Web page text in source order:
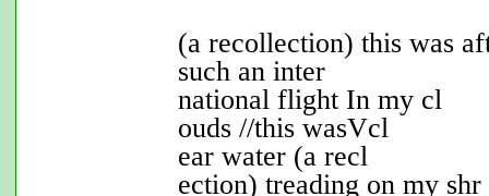
(a recollection) this was
such an inter
national flight In my cl
ouds //this wasVcl
ear water (a recl
ection) treading on my shr